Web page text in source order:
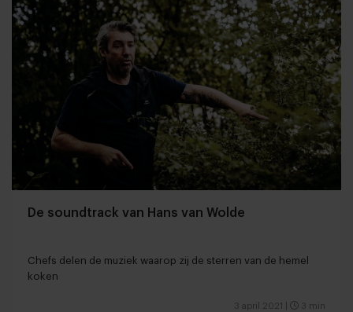
De soundtrack van Hans van Wolde
Chefs delen de muziek waarop zij de sterren van de hemel
koken
3 april 2021 3 min